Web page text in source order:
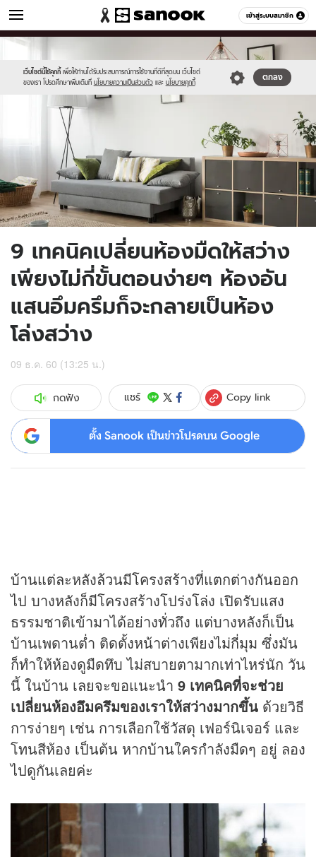
เข้าสู่ระบบสมาชิก
ผู้หญิง หมวดอื่นๆ
เว็บไซต์นี้ใช้คุกกี้ เพื่อให้ท่านได้รับประสบการณ์การใช้งานที่ดีที่สุดบน เว็บไซต์
ของเรา โปรดศึกษาเพิ่มเติมที่ นโยบายความเป็นส่วนตัว และ นโยบายคุกกี้
ตกลง
Sanook
//s.isanook.com/sr/0/images/logo-
sanook.png
600
60
//s.isanook.com/wo/0/ud/41/209665/209665-
thumbnail.jpg
9 เทคนิคเปลี่ยนห้องมืดให้สว่าง
เพียงไม่กี่ขั้นตอนง่ายๆ ห้องอัน
แสนอึมครึมก็จะกลายเป็นห้อง
โล่งสว่าง
09 ธ.ค. 60 (13:25 น.)
กดฟัง แชร์ Copy link
ตั้ง Sanook เป็นข่าวโปรดบน Google
บ้านแต่ละหลังล้วนมีโครงสร้างที่แตกต่างกันออก
ไป บางหลังก็มีโครงสร้างโปร่งโล่ง เปิดรับแสง
ธรรมชาติเข้ามาได้อย่างทั่วถึง แต่บางหลังก็เป็น
บ้านเพดานต่ำ ติดตั้งหน้าต่างเพียงไม่กี่มุม ซึ่งมัน
ก็ทำให้ห้องดูมืดทึบ ไม่สบายตามากเท่าไหร่นัก วัน
นี้ ในบ้าน เลยจะขอแนะนำ 9 เทคนิคที่จะช่วย
เปลี่ยนห้องอึมครึมของเราให้สว่างมากขึ้น ด้วยวิธี
การง่ายๆ เช่น การเลือกใช้วัสดุ เฟอร์นิเจอร์ และ
โทนสีห้อง เป็นต้น หากบ้านใครกำลังมืดๆ อยู่ ลอง
ไปดูกันเลยค่ะ